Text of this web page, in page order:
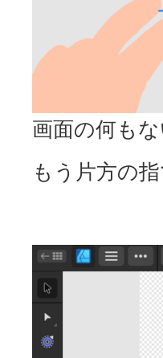
画面の何も
もう片方の